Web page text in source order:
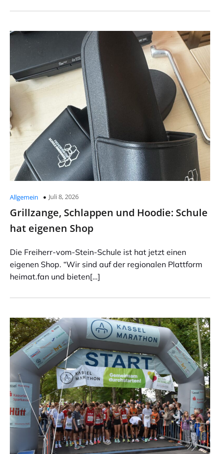
Allgemein Juli 8, 2026
Grillzange, Schlappen und Hoodie: Schule
hat eigenen Shop
Die Freiherr-vom-Stein-Schule ist hat jetzt einen
eigenen Shop. “Wir sind auf der regionalen Plattform
heimat.fan und bieten[…]